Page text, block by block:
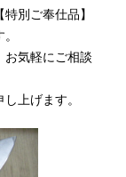
別ご奉仕品】
ます。
気軽にご相談
上げます。